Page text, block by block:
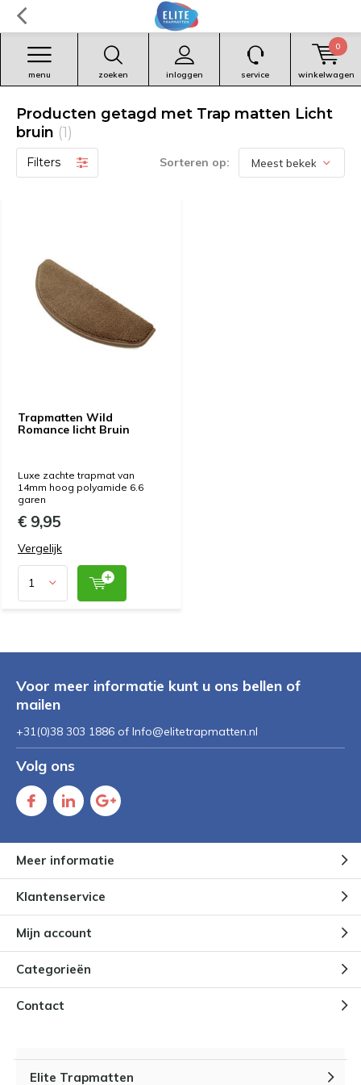
zoeken inloggen
menu service winkelwagen
0
Producten getagd met Trap matten Licht
bruin (1)
Filters Sorteren op:
Trapmatten Wild
Romance licht Bruin
Luxe zachte trapmat van
14mm hoog polyamide 6.6
garen
€ 9,95
Vergelijk
Voor meer informatie kunt u ons bellen of
mailen
+31(0)38 303 1886 of Info@elitetrapmatten.nl
Volg ons
Meer informatie
Klantenservice
Mijn account
Categorieën
Contact
Elite Trapmatten